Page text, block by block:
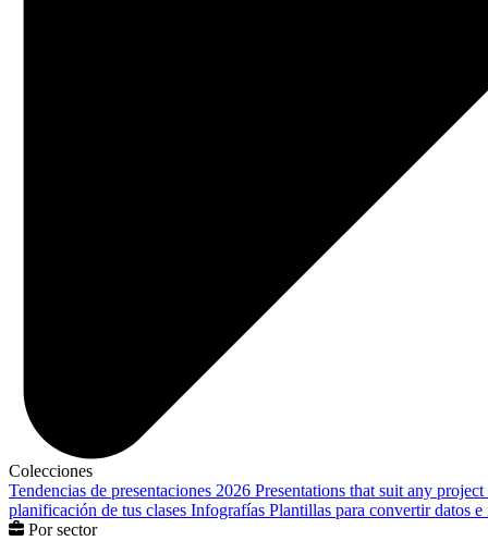
Colecciones
Tendencias de presentaciones 2026 Presentations that suit any project
planificación de tus clases Infografías Plantillas para convertir datos
Por sector